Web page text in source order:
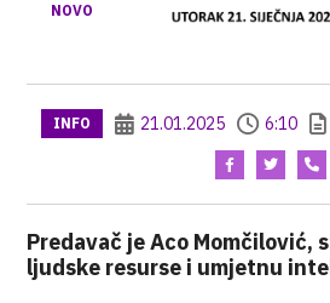
NOVO
INFO 21.01.2025 6:10
Predavač je Aco Momčilović,
ljudske resurse i umjetnu